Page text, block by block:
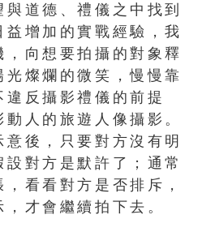
道德、禮儀之中找到
增加的實戰經驗，我
向想要拍攝的對象釋
光燦爛的微笑，慢慢靠
反攝影禮儀的前提
人的旅遊人像攝影。
後，只要對方沒有明
對方是默許了；通常
看看對方是否排斥，
才會繼續拍下去。